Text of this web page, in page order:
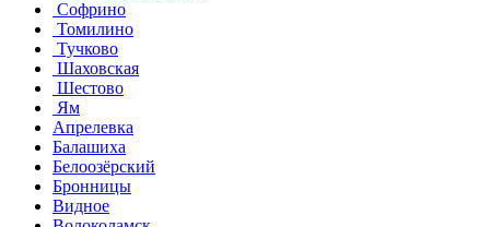
Софрино
Томилино
Тучково
Шаховская
Шестово
Ям
Апрелевка
Балашиха
Белоозёрский
Бронницы
Видное